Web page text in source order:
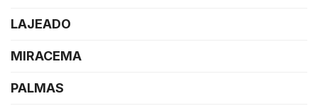
LAJEADO
MIRACEMA
PALMAS